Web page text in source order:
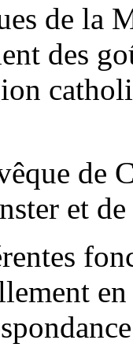
de la
des
de
et